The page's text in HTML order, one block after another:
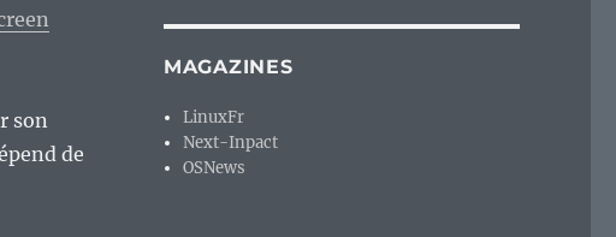
son
de
MAGAZINES
LinuxFr
Next-Inpact
OSNews